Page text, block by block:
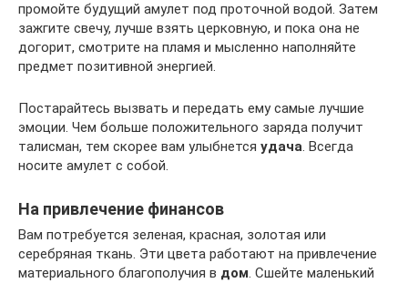
промойте будущий амулет под проточной водой. Затем
зажгите свечу, лучше взять церковную, и пока она не
догорит, смотрите на пламя и мысленно наполняйте
предмет позитивной энергией.
Постарайтесь вызвать и передать ему самые лучшие
эмоции. Чем больше положительного заряда получит
талисман, тем скорее вам улыбнется удача. Всегда
носите амулет с собой.
На привлечение финансов
Вам потребуется зеленая, красная, золотая или
серебряная ткань. Эти цвета работают на привлечение
материального благополучия в дом. Сшейте маленький